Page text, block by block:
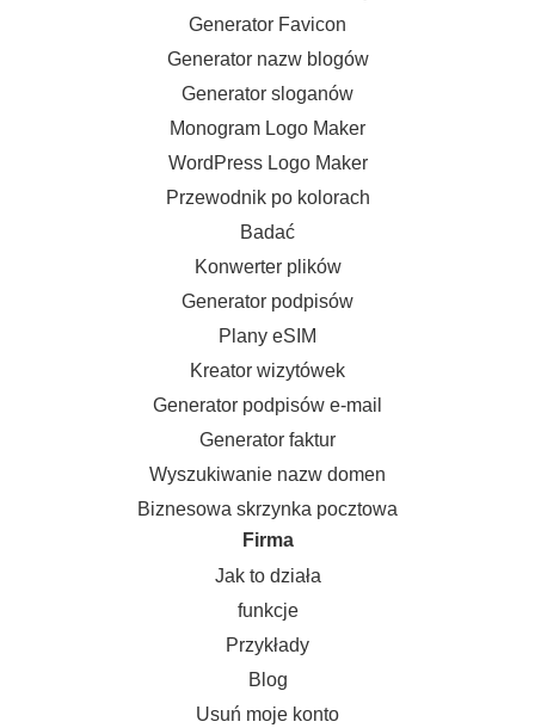
Generator Favicon
Generator nazw blogów
Generator sloganów
Monogram Logo Maker
WordPress Logo Maker
Przewodnik po kolorach
Badać
Konwerter plików
Generator podpisów
Plany eSIM
Kreator wizytówek
Generator podpisów e-mail
Generator faktur
Wyszukiwanie nazw domen
Biznesowa skrzynka pocztowa
Firma
Jak to działa
funkcje
Przykłady
Blog
Usuń moje konto